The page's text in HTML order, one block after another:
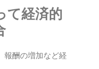
て経済的
報酬の増加など経